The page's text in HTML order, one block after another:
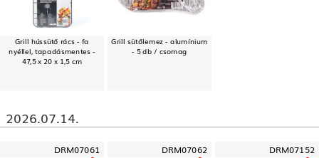
Grill hússütő rács - fa
nyéllel, tapadásmentes -
47,5 x 20 x 1,5 cm
Grill sütőlemez - alumínium
- 5 db / csomag
2026.07.14.
DRM07061 DRM07062 DRM07152